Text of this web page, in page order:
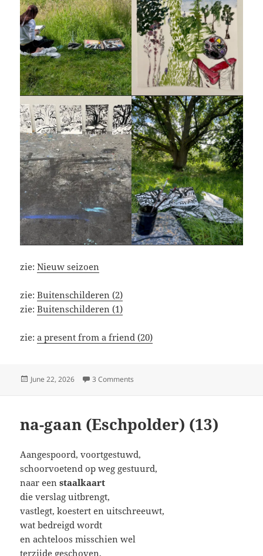
zie:Nieuw seizoen
zie:Buitenschilderen (2)
zie:Buitenschilderen (1)
zie:a present from a friend (20)
Posted
June 22, 2026 3 Comments
na-gaan (Eschpolder) (13)
Aangespoord, voortgestuwd,
schoorvoetend op weg gestuurd,
naar eenstaalkaart
die verslag uitbrengt,
vastlegt, koestert en uitschreeuwt,
wat bedreigd wordt
en achteloos misschien wel
terzijde geschoven,